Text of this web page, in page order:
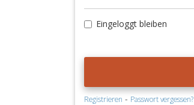
Eingeloggt bleiben
Registrieren - Passwort vergessen?